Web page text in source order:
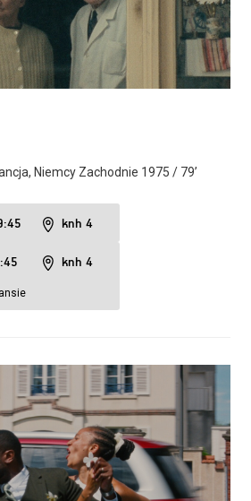
Niemcy Zachodnie 1975 / 79’
knh 4
knh 4